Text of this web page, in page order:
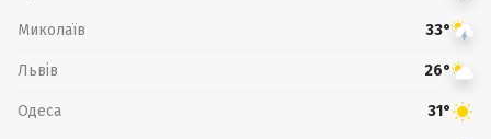
Миколаїв 33°
Львів 26°
Одеса 31°